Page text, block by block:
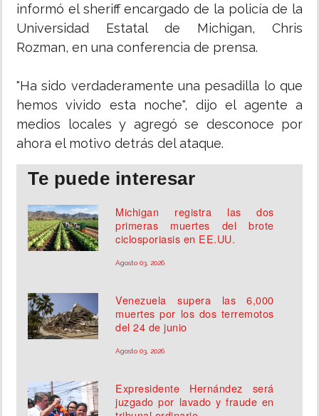
informó el sheriff encargado de la policía de la
Universidad Estatal de Michigan, Chris
Rozman, en una conferencia de prensa.
"Ha sido verdaderamente una pesadilla lo que
hemos vivido esta noche", dijo el agente a
medios locales y agregó se desconoce por
ahora el motivo detrás del ataque.
Te puede interesar
Michigan registra las dos
primeras muertes del brote
ciclosporiasis en EE.UU.
Agosto 03, 2026
Venezuela supera las 6,000
muertes por los dos terremotos
del 24 de junio
Agosto 03, 2026
Expresidente Hernández será
juzgado por lavado y fraude en